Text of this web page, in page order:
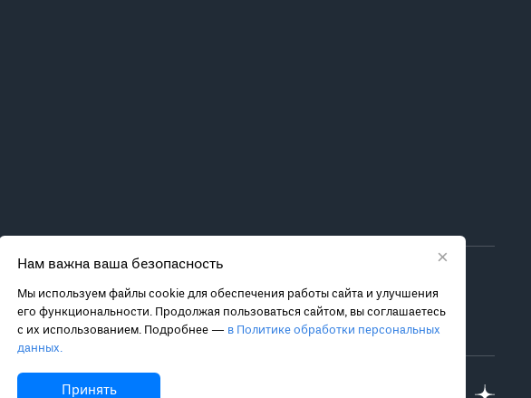
×
Нам важна ваша безопасность
Мы используем файлы cookie для обеспечения работы сайта и улучшения
его функциональности. Продолжая пользоваться сайтом, вы соглашаетесь
с их использованием. Подробнее — в Политике обработки персональных
данных.
Принять
диагноза и выбора метода лечения обратитесь за консультацией к
лечения и связанных с ними рисках, чтобы принять обоснованное
da Vinci.
davinci.ru